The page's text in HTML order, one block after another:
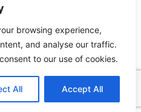
browsing experience,
and analyse our traffic.
to our use of cookies.
All Accept All